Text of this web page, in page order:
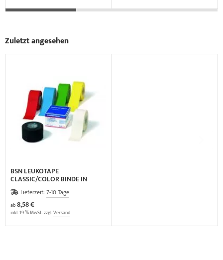
Zuletzt angesehen
BSN LEUKOTAPE
CLASSIC/COLOR BINDE IN
FALTSCHACHTEL
Lieferzeit: 7-10 Tage
ab8,58 €
inkl. 19 % MwSt. zzgl.Versand